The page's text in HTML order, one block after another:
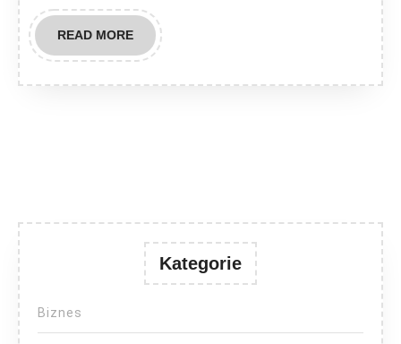
READ MOREREAD
MORE
Kategorie
Biznes